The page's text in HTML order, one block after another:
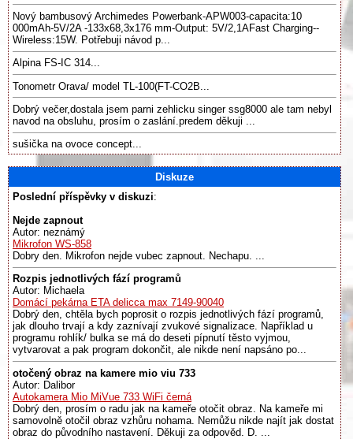
Nový bambusový Archimedes Powerbank-APW003-capacita:10
000mAh-5V/2A -133x68,3x176 mm-Output: 5V/2,1AFast Charging--
Wireless:15W. Potřebuji návod p...
Alpina FS-IC 314...
Tonometr Orava/ model TL-100(FT-CO2B...
Dobrý večer,dostala jsem parni zehlicku singer ssg8000 ale tam nebyl
navod na obsluhu, prosím o zaslání.predem děkuji ...
sušička na ovoce concept...
Diskuze
Poslední příspěvky v diskuzi:
Nejde zapnout
Autor: neznámý
Mikrofon WS-858
Dobry den. Mikrofon nejde vubec zapnout. Nechapu. ...
Rozpis jednotlivých fází programů
Autor: Michaela
Domácí pekárna ETA delicca max 7149-90040
Dobrý den, chtěla bych poprosit o rozpis jednotlivých fází programů,
jak dlouho trvají a kdy zaznívají zvukové signalizace. Například u
programu rohlík/ bulka se má do deseti pípnutí těsto vyjmou,
vytvarovat a pak program dokončit, ale nikde není napsáno po...
otočený obraz na kamere mio viu 733
Autor: Dalibor
Autokamera Mio MiVue 733 WiFi černá
Dobrý den, prosím o radu jak na kameře otočit obraz. Na kameře mi
samovolně otočil obraz vzhůru nohama. Nemůžu nikde najít jak dostat
obraz do původního nastavení. Děkuji za odpověd. D. ...